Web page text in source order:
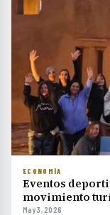
ECONOMÍA
Eventos
movimiento
May 3, 2026